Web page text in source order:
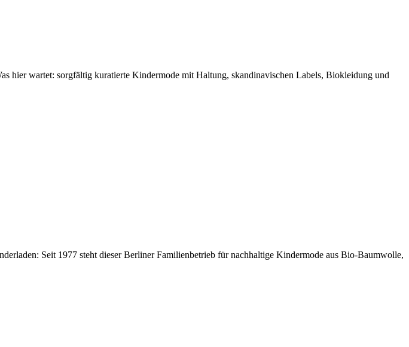
hier wartet: sorgfältig kuratierte Kindermode mit Haltung, skandinavischen Labels, Biokleidung und
Seit 1977 steht dieser Berliner Familienbetrieb für nachhaltige Kindermode aus Bio-Baumwolle,